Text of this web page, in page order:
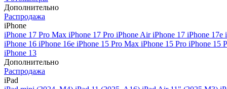
Дополнительно
Распродажа
iPhone
iPhone 17 Pro Max iPhone 17 Pro iPhone AiriPhone 17 iPhone 17e
iPhone 16 iPhone 16e iPhone 15 Pro Max iPhone 15 Pro iPhone 15
iPhone 13
Дополнительно
Распродажа
iPad